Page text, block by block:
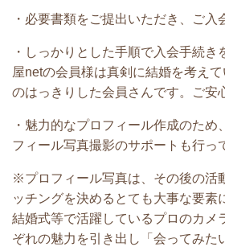
・必要書類をご提出いただき、ご入
・しっかりとした手順で入会手続
屋netの会員様は真剣に結婚を考え
のはっきりした会員さんです。ご安
・魅力的なプロフィール作成のため
フィール写真撮影のサポートも行っ
※プロフィール写真は、その後の活
ッチングを決めるとても大事な要素
結婚式等で活躍しているプロのカメ
ぞれの魅力を引き出し「会ってみた